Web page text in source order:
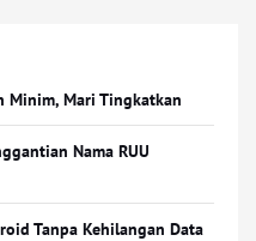
Minim, Mari Tingkatkan
Nama RUU
Tanpa Kehilangan Data